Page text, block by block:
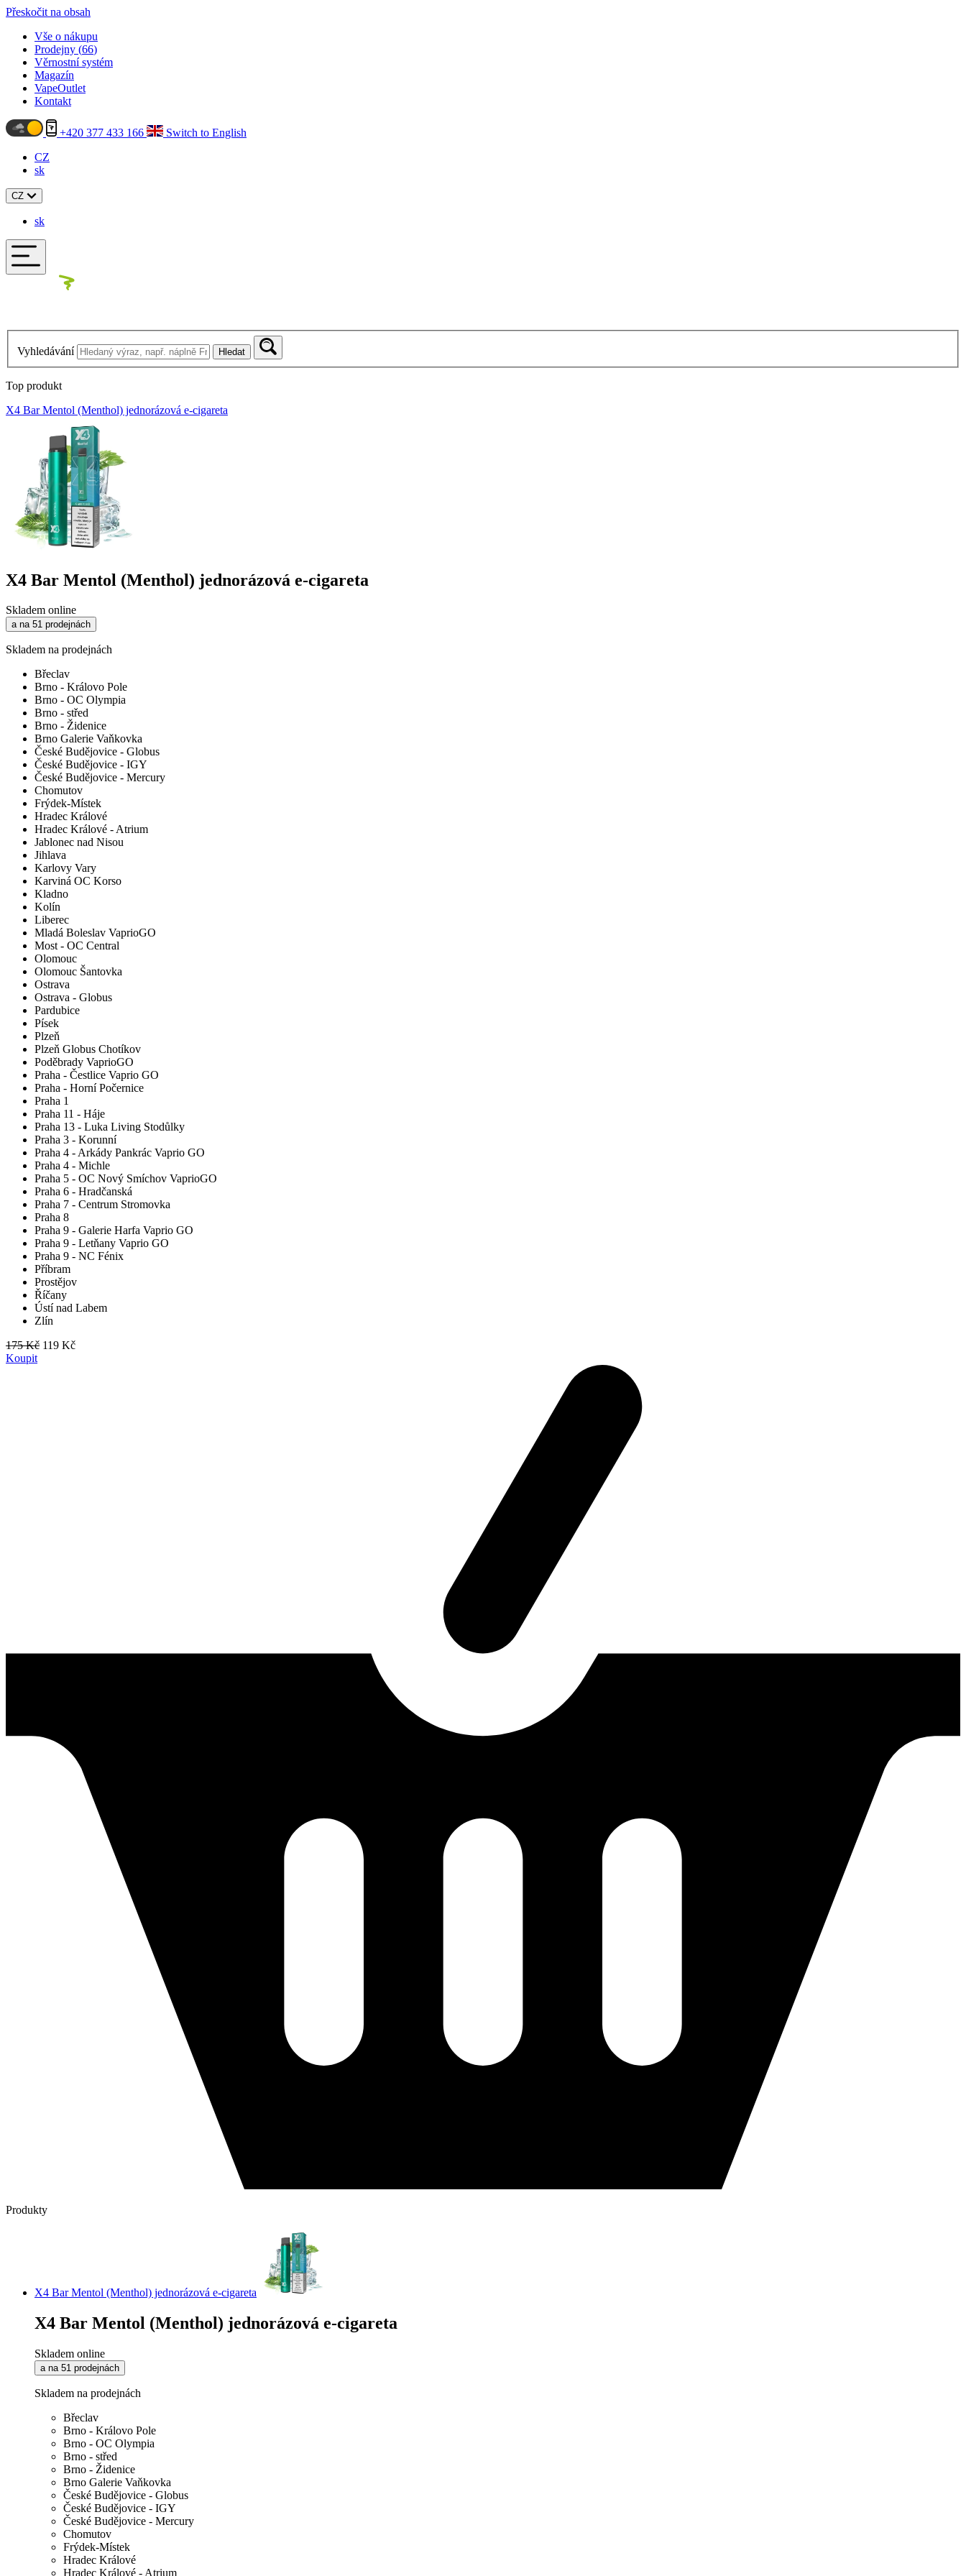
Přeskočit na obsah
Vše o nákupu
Prodejny (66)
Věrnostní systém
Magazín
VapeOutlet
Kontakt
+420 377 433 166
Switch to English
CZ
sk
CZ
sk
Vyhledávání Hledat
Top produkt
X4 Bar Mentol (Menthol) jednorázová e-cigareta
X4 Bar Mentol (Menthol) jednorázová e-cigareta
Skladem online
a na 51 prodejnách
Skladem na prodejnách
Břeclav
Brno - Královo Pole
Brno - OC Olympia
Brno - střed
Brno - Židenice
Brno Galerie Vaňkovka
České Budějovice - Globus
České Budějovice - IGY
České Budějovice - Mercury
Chomutov
Frýdek-Místek
Hradec Králové
Hradec Králové - Atrium
Jablonec nad Nisou
Jihlava
Karlovy Vary
Karviná OC Korso
Kladno
Kolín
Liberec
Mladá Boleslav VaprioGO
Most - OC Central
Olomouc
Olomouc Šantovka
Ostrava
Ostrava - Globus
Pardubice
Písek
Plzeň
Plzeň Globus Chotíkov
Poděbrady VaprioGO
Praha - Čestlice Vaprio GO
Praha - Horní Počernice
Praha 1
Praha 11 - Háje
Praha 13 - Luka Living Stodůlky
Praha 3 - Korunní
Praha 4 - Arkády Pankrác Vaprio GO
Praha 4 - Michle
Praha 5 - OC Nový Smíchov VaprioGO
Praha 6 - Hradčanská
Praha 7 - Centrum Stromovka
Praha 8
Praha 9 - Galerie Harfa Vaprio GO
Praha 9 - Letňany Vaprio GO
Praha 9 - NC Fénix
Příbram
Prostějov
Říčany
Ústí nad Labem
Zlín
175 Kč 119 Kč
Koupit
Produkty
X4 Bar Mentol (Menthol) jednorázová e-cigareta
X4 Bar Mentol (Menthol) jednorázová e-cigareta
Skladem online
a na 51 prodejnách
Skladem na prodejnách
Břeclav
Brno - Královo Pole
Brno - OC Olympia
Brno - střed
Brno - Židenice
Brno Galerie Vaňkovka
České Budějovice - Globus
České Budějovice - IGY
České Budějovice - Mercury
Chomutov
Frýdek-Místek
Hradec Králové
Hradec Králové - Atrium